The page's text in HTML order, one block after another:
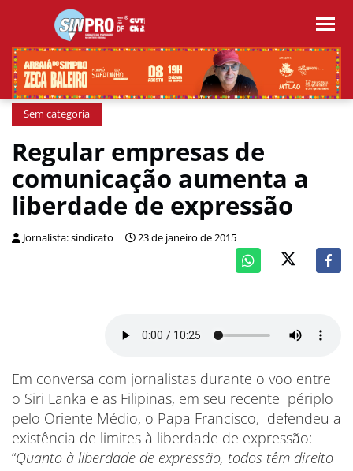
Sem categoria
Regular empresas de
comunicação aumenta a
liberdade de expressão
Jornalista: sindicato 23 de janeiro de 2015
Em conversa com jornalistas durante o voo entre
o Siri Lanka e as Filipinas, em seu recente périplo
pelo Oriente Médio, o Papa Francisco, defendeu a
existência de limites à liberdade de expressão:
“Quanto à liberdade de expressão, todos têm direito